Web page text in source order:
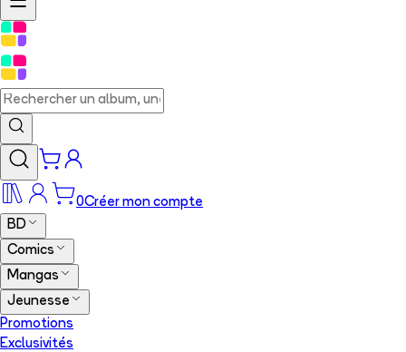
0Créer mon compte
BD
Comics
Mangas
Jeunesse
Promotions
Exclusivités